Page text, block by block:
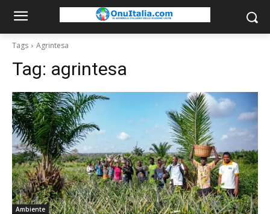
Tags Agrintesa
Tag: agrintesa
Ambiente